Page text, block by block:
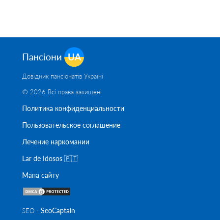
Пансіони UA
Довідник пансіонатів Україні
© 2026 Всі права захищені
Политика конфиденциальности
Пользовательское соглашение
Лечение наркомании
Lar de Idosos 🇵🇹
Мапа сайту
SEO - SeoСaptain